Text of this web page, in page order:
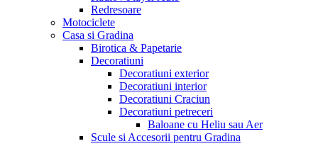
Redresoare
Motociclete
Casa si Gradina
Birotica & Papetarie
Decoratiuni
Decoratiuni exterior
Decoratiuni interior
Decoratiuni Craciun
Decoratiuni petreceri
Baloane cu Heliu sau Aer
Scule si Accesorii pentru Gradina